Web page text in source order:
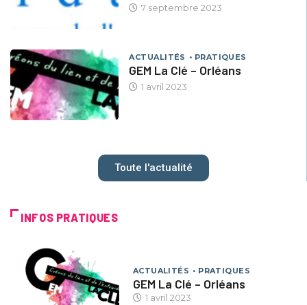
7 septembre 2023
ACTUALITÉS PRATIQUES
GEM La Clé – Orléans
1 avril 2023
Toute l'actualité
INFOS PRATIQUES
ACTUALITÉS PRATIQUES
GEM La Clé – Orléans
1 avril 2023